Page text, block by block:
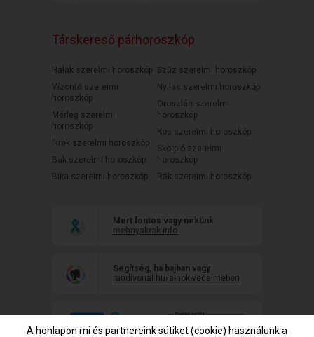
Társkereső párhoroszkóp
Halak szerelmi horoszkóp
Vízöntő szerelmi
horoszkóp
Mérleg szerelmi
horoszkóp
Ikrek szerelmi horoszkóp
Bak szerelmi horoszkóp
Bika szerelmi horoszkóp
Szűz szerelmi horoszkóp
Nyilas szerelmi horoszkóp
Oroszlán szerelmi
horoszkóp
Kos szerelmi horoszkóp
Skorpió szerelmi
horoszkóp
Rák szerelmi horoszkóp
Mert fontos vagy nekünk
mehnyakrak.info
Segítség, ha bajban vagy
randivonal.hu/a-nok-vedelmeben
A honlapon mi és partnereink sütiket (cookie) használunk a